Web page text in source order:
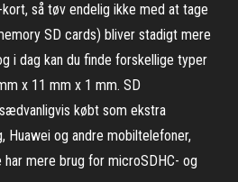
så tøv endelig ikke med at tage
SD cards) bliver stadigt mere
i dag kan du finde forskellige typer
x 11 mm x 1 mm. SD
købt som ekstra
Huawei og andre mobiltelefoner,
mere brug for microSDHC- og